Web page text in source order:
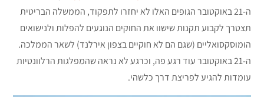
ה-21 באוקטובר הגופים האלו לא יחזרו לתפקוד, הממשלה הבריטית
תצטרך לקבוע תקנות שישוו את החוקים הנוגעים להפלות ולנישואים
הומוסקסואליים (שגם הם לא חוקיים בצפון אירלנד) לשאר הממלכה.
ה-21 באוקטובר עוד רגע פה, וכרגע לא נראה שהמפלגות הרלוונטיות
עומדות להגיע לפריצת דרך כלשהי.